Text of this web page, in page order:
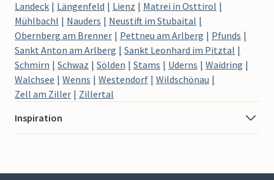
Landeck
Längenfeld Lienz
Matrei in Osttirol
Mühlbachl
Nauders
Neustift im Stubaital
Obernberg am Brenner
Pettneu am Arlberg
Pfunds
Sankt Anton am Arlberg
Sankt Leonhard im Pitztal
Schmirn
Schwaz Sölden Stams Uderns
Waidring
Walchsee
Wenns Westendorf
Wildschönau
Zell am Ziller
Zillertal
Inspiration